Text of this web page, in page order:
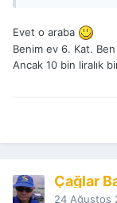
Evet o araba
Benim ev 6. Kat. Ben
Ancak 10 bin liralık
Çağlar
24 Ağustos